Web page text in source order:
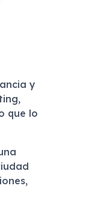
y
que lo